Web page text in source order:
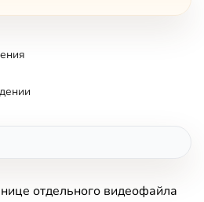
отдельного видеофайла